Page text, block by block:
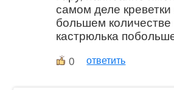
самом деле
большем
кастрюлька
0 ответить